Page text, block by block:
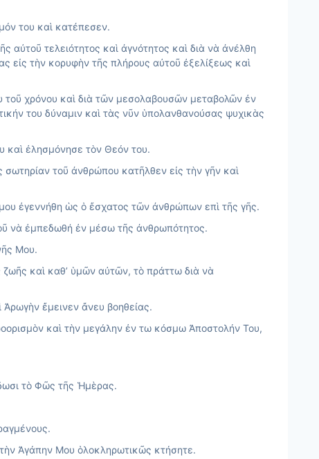
του καὶ κατέπεσεν.
τελειότητος καὶ ἀγνότητος καὶ διὰ νὰ ἀνέλθη
εἰς τὴν κορυφὴν τῆς πλήρους αὐτοῦ ἐξελίξεως καὶ
χρόνου καὶ διὰ τῶν μεσολαβουσῶν μεταβολῶν ἐν
του δύναμιν καὶ τὰς νῦν ὑπολανθανούσας ψυχικὰς
καὶ ἐλησμόνησε τὸν Θεόν του.
τοῦ ἀνθρώπου κατῆλθεν εἰς τὴν γῆν καὶ
ἐγεννήθη ὡς ὁ ἔσχατος τῶν ἀνθρώπων επὶ τῆς γῆς.
νὰ ἐμπεδωθή ἐν μέσω τῆς ἀνθρωπότητος.
Μου.
καὶ καθ’ ὑμῶν αὐτῶν, τὸ πράττω διὰ νὰ
ἔμεινεν ἄνευ βοηθείας.
καὶ τὴν μεγάλην ἐν τω κόσμω Ἀποστολήν Του,
τὸ Φῶς τῆς Ἡμὲρας.
Ἀγάπην Μου ὁλοκληρωτικῶς κτήσητε.